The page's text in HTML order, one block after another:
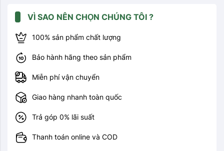
VÌ SAO NÊN CHỌN CHÚNG TÔI ?
100% sản phẩm chất lượng
Bảo hành hãng theo sản phẩm
Miễn phí vận chuyển
Giao hàng nhanh toàn quốc
Trả góp 0% lãi suất
Thanh toán online và COD